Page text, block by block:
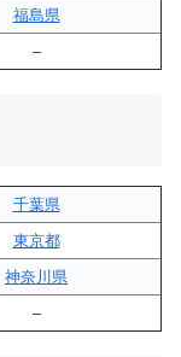
福島県
–
千葉県
東京都
神奈川県
–